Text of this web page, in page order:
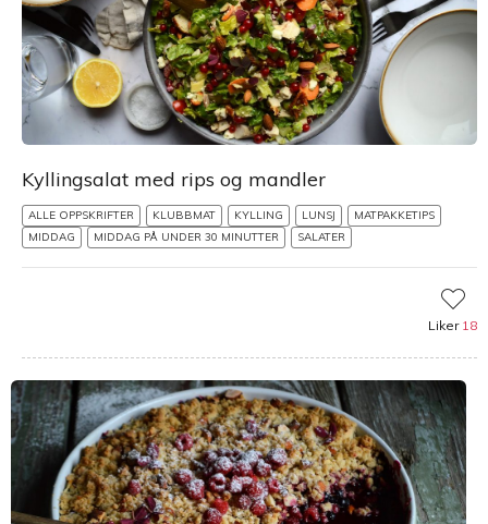
Kyllingsalat med rips og mandler
ALLE OPPSKRIFTER KLUBBMAT KYLLING LUNSJ
MATPAKKETIPS
MIDDAG
MIDDAG PÅ UNDER 30 MINUTTER SALATER
Liker 18